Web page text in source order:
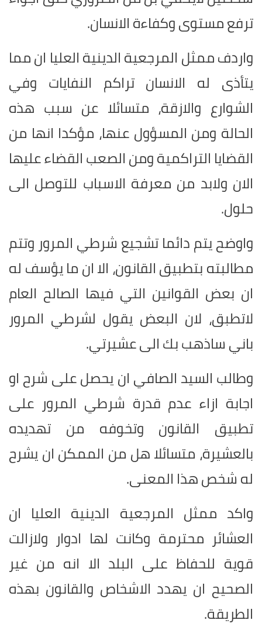
ترفع مستوى وكفاءة الانسان.
واردف ممثل المرجعية الدينية العليا ان مما
يتأذى له الانسان تراكم النفايات وفي
الشوارع والازقة، متسائلا عن سبب هذه
الحالة ومن المسؤول عنها، مؤكدا انها من
القضايا التراكمية ومن الصعب القضاء عليها
الان ولابد من معرفة الاسباب للتوصل الى
حلول.
واوضح يتم دائما تشجيع شرطي المرور وتتم
مطالبته بتطبيق القانون، الا ان ما يؤسف له
ان بعض القوانين التي فيها الصالح العام
لاتطبق، لان البعض يقول لشرطي المرور
باني ساذهب بك الى عشيرتي.
وطالب السيد الصافي ان يحصل على شرح او
اجابة ازاء عدم قدرة شرطي المرور على
تطبيق القانون وتخوفه من تهديده
بالعشيرة، متسائلا هل من الممكن ان يشرح
له شخص هذا المعنى.
واكد ممثل المرجعية الدينية العليا ان
العشائر محترمة وكانت لها ادوار ولازالت
قوية للحفاظ على البلد الا انه من غير
الصحيح ان يهدد الاشخاص والقانون بهذه
الطريقة.